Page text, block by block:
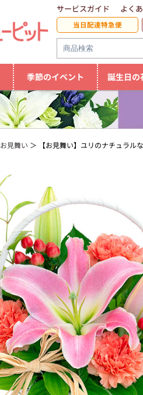
サービスガイド よく
当日配達特急便
季節のイベント 誕生日の
お見舞い 【お見舞い】ユリのナチュラル